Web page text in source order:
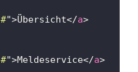
#">Übersicht</a>
#">Meldeservice</a>